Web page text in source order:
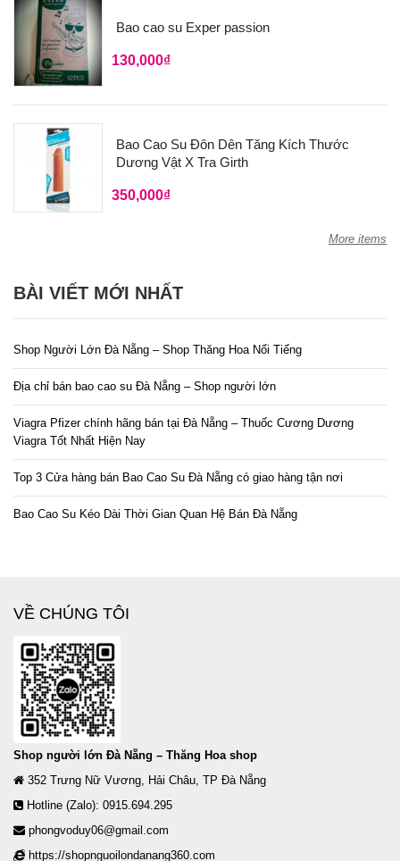
Bao cao su Exper passion
130,000₫
Bao Cao Su Đôn Dên Tăng Kích Thước
Dương Vật X Tra Girth
350,000₫
More items
BÀI VIẾT MỚI NHẤT
Shop Người Lớn Đà Nẵng – Shop Thăng Hoa Nổi Tiếng
Địa chỉ bán bao cao su Đà Nẵng – Shop người lớn
Viagra Pfizer chính hãng bán tại Đà Nẵng – Thuốc Cương Dương
Viagra Tốt Nhất Hiện Nay
Top 3 Cửa hàng bán Bao Cao Su Đà Nẵng có giao hàng tận nơi
Bao Cao Su Kéo Dài Thời Gian Quan Hệ Bán Đà Nẵng
VỀ CHÚNG TÔI
Shop người lớn Đà Nẵng – Thăng Hoa shop
352 Trưng Nữ Vương, Hải Châu, TP Đà Nẵng
Hotline (Zalo): 0915.694.295
phongvoduy06@gmail.com
https://shopnguoilondanang360.com